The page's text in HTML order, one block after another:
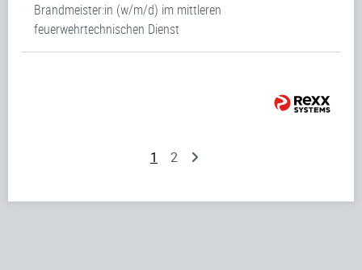
Brandmeister:in (w/m/d) im mittleren
feuerwehrtechnischen Dienst
1 2